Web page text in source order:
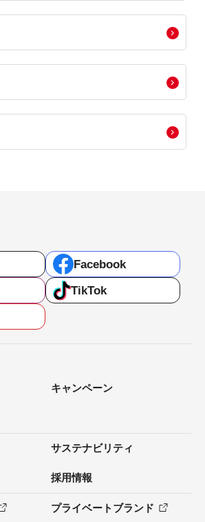
Facebook
TikTok
キャンペーン
サステナビリティ
採用情報
プライベートブランド